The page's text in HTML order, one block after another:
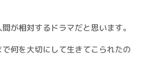
が相対するドラマだと思います。
で何を大切にして生きてこられたの